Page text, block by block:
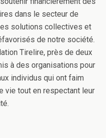
dans le secteur de
solutions collectives et
de notre société.
Tirelire, près de deux
à des organisations pour
individus qui ont faim
vie tout en respectant leur